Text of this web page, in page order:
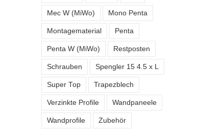
Mec W (MiWo) Mono Penta
Montagematerial Penta
Penta W (MiWo) Restposten
Schrauben Spengler 15 4.5 x L
Super Top Trapezblech
Verzinkte Profile Wandpaneele
Wandprofile Zubehör